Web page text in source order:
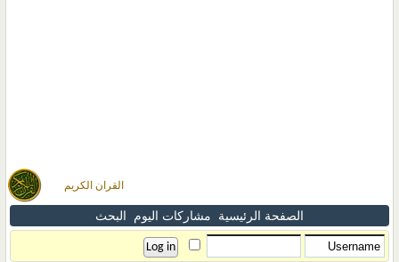
القران الكريم
الصفحة الرئيسية مشاركات اليوم البحث